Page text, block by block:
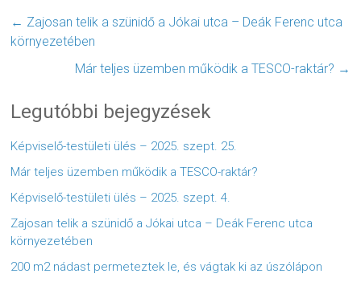
← Zajosan telik a szünidő a Jókai utca – Deák Ferenc utca
környezetében
Már teljes üzemben működik a TESCO-raktár? →
Legutóbbi bejegyzések
Képviselő-testületi ülés – 2025. szept. 25.
Már teljes üzemben működik a TESCO-raktár?
Képviselő-testületi ülés – 2025. szept. 4.
Zajosan telik a szünidő a Jókai utca – Deák Ferenc utca
környezetében
200 m2 nádast permeteztek le, és vágtak ki az úszólápon